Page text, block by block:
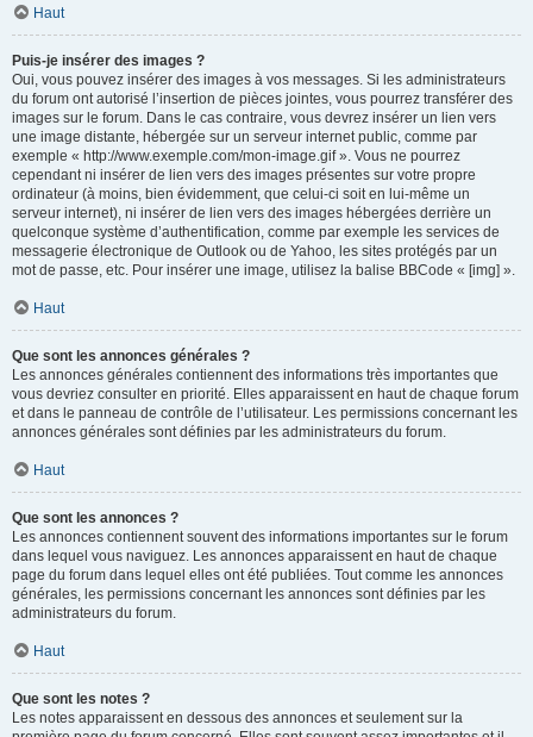
Haut
Puis-je insérer des images ?
Oui, vous pouvez insérer des images à vos messages. Si les administrateurs
du forum ont autorisé l’insertion de pièces jointes, vous pourrez transférer des
images sur le forum. Dans le cas contraire, vous devrez insérer un lien vers
une image distante, hébergée sur un serveur internet public, comme par
exemple « http://www.exemple.com/mon-image.gif ». Vous ne pourrez
cependant ni insérer de lien vers des images présentes sur votre propre
ordinateur (à moins, bien évidemment, que celui-ci soit en lui-même un
serveur internet), ni insérer de lien vers des images hébergées derrière un
quelconque système d’authentification, comme par exemple les services de
messagerie électronique de Outlook ou de Yahoo, les sites protégés par un
mot de passe, etc. Pour insérer une image, utilisez la balise BBCode « [img] ».
Haut
Que sont les annonces générales ?
Les annonces générales contiennent des informations très importantes que
vous devriez consulter en priorité. Elles apparaissent en haut de chaque forum
et dans le panneau de contrôle de l’utilisateur. Les permissions concernant les
annonces générales sont définies par les administrateurs du forum.
Haut
Que sont les annonces ?
Les annonces contiennent souvent des informations importantes sur le forum
dans lequel vous naviguez. Les annonces apparaissent en haut de chaque
page du forum dans lequel elles ont été publiées. Tout comme les annonces
générales, les permissions concernant les annonces sont définies par les
administrateurs du forum.
Haut
Que sont les notes ?
Les notes apparaissent en dessous des annonces et seulement sur la